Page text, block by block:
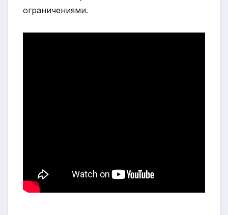
ограничениями.